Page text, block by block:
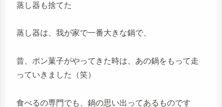
蒸し器も捨てた
蒸し器は、我が家で一番大きな鍋で、
昔、ポン菓子がやってきた時は、あの鍋をもって走
っていきました（笑）
食べるの専門でも、鍋の思い出ってあるものです